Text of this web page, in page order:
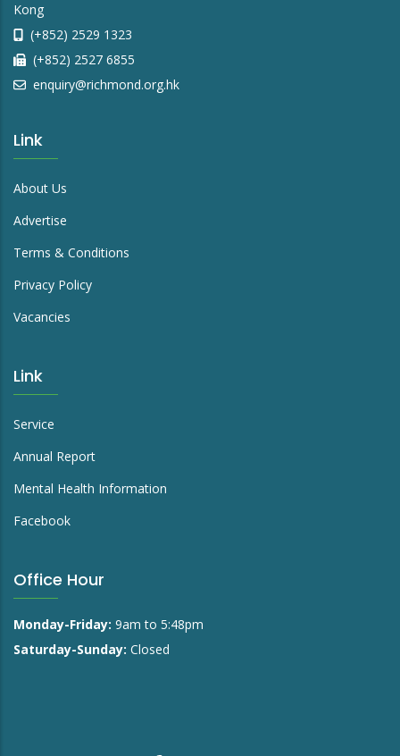
Kong
(+852) 2529 1323
(+852) 2527 6855
enquiry@richmond.org.hk
Link
About Us
Advertise
Terms & Conditions
Privacy Policy
Vacancies
Link
Service
Annual Report
Mental Health Information
Facebook
Office Hour
Monday-Friday: 9am to 5:48pm
Saturday-Sunday: Closed